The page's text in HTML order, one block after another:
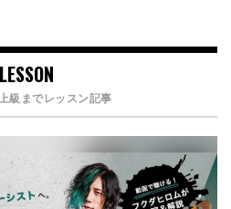
LESSON
級までレッスン記事